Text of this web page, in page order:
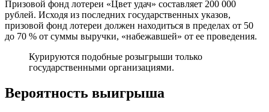
Призовой фонд лотереи «Цвет удач» составляет 200 000
рублей. Исходя из последних государственных указов,
призовой фонд лотереи должен находиться в пределах от 50
до 70 % от суммы выручки, «набежавшей» от ее проведения.
Курируются подобные розыгрыши только
государственными организациями.
Вероятность выигрыша